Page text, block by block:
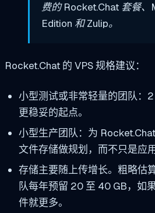
费的 Rocket.Chat 套餐
Edition 和 Zulip。
Rocket.Chat 的 VPS 规格建议：
小型测试或非常轻量的团队：
更稳妥的起点。
小型生产团队：为
文件存储做规划，而不只是应用
存储主要随上传增长。粗略估
队每年预留 20 至 40 GB，如
件就更多。